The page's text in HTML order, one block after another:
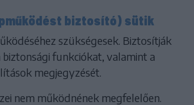
biztosító) sütik
szükségesek. Biztosítják
funkciókat, valamint a
megjegyzését.
nem működnének megfelelően.